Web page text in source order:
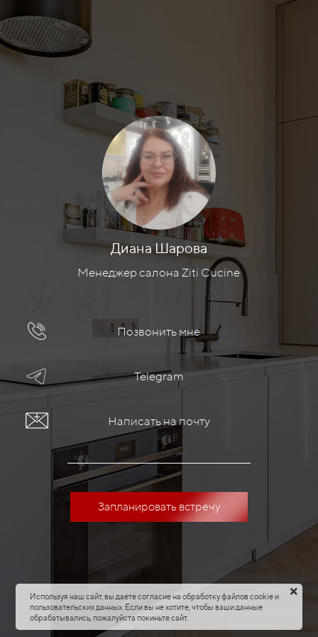
Диана Шарова
Менеджер салона Ziti Cucine
Позвонить мне
Telegram
Написать на почту
Запланировать встречу
Используя наш сайт, вы даете согласие на обработку файлов cookie и
пользовательских данных. Если вы не хотите, чтобы ваши данные
обрабатывались, пожалуйста покиньте сайт.